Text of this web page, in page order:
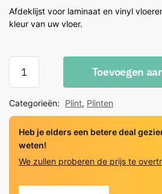
Afdeklijst voor laminaat en vinyl
kleur van uw vloer.
bijpassende
(laminaat
en
vinyl
vloer)
quantity
Toevoegen
Categorieën: Plint, Plinten
Heb je elders een betere deal
weten!
We zullen proberen de prijs te